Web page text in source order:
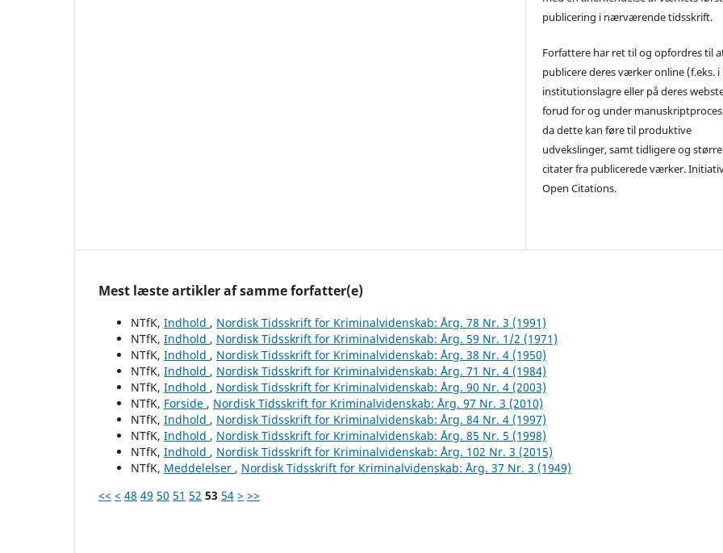
publicering i nærværende tidsskrift.
Forfattere har ret til og opfordres til
publicere deres værker online (f.eks. i
institutionslagre eller på deres
forud for og under
da dette kan føre til produktive
udvekslinger, samt tidligere og større
citater fra publicerede værker.
Open Citations.
Mest læste artikler af samme forfatter(e)
NTfK, Indhold , Nordisk Tidsskrift for Kriminalvidenskab: Årg. 78 Nr. 3 (1991)
NTfK, Indhold , Nordisk Tidsskrift for Kriminalvidenskab: Årg. 59 Nr. 1/2 (1971)
NTfK, Indhold , Nordisk Tidsskrift for Kriminalvidenskab: Årg. 38 Nr. 4 (1950)
NTfK, Indhold , Nordisk Tidsskrift for Kriminalvidenskab: Årg. 71 Nr. 4 (1984)
NTfK, Indhold , Nordisk Tidsskrift for Kriminalvidenskab: Årg. 90 Nr. 4 (2003)
NTfK, Forside , Nordisk Tidsskrift for Kriminalvidenskab: Årg. 97 Nr. 3 (2010)
NTfK, Indhold , Nordisk Tidsskrift for Kriminalvidenskab: Årg. 84 Nr. 4 (1997)
NTfK, Indhold , Nordisk Tidsskrift for Kriminalvidenskab: Årg. 85 Nr. 5 (1998)
NTfK, Indhold , Nordisk Tidsskrift for Kriminalvidenskab: Årg. 102 Nr. 3 (2015)
NTfK, Meddelelser , Nordisk Tidsskrift for Kriminalvidenskab: Årg. 37 Nr. 3 (1949)
<< < 48 49 50 51 52 53 54 > >>